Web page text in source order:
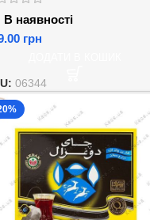
В наявності
грн
06344